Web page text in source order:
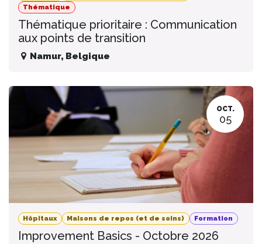
Thématique
Thématique prioritaire : Communication
aux points de transition
Namur, Belgique
OCT.
05
Hôpitaux Maisons de repos (et de soins) Formation
Improvement Basics - Octobre 2026